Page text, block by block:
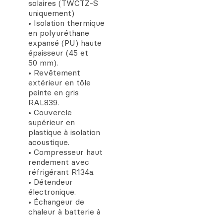
solaires (TWCTZ-S
uniquement)
• Isolation thermique
en polyuréthane
expansé (PU) haute
épaisseur (45 et
50 mm).
• Revêtement
extérieur en tôle
peinte en gris
RAL839.
• Couvercle
supérieur en
plastique à isolation
acoustique.
• Compresseur haut
rendement avec
réfrigérant R134a.
• Détendeur
électronique.
• Échangeur de
chaleur à batterie à